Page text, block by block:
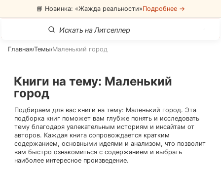
📘 Новинка: «Жажда реальности»Подробнее →
Главная/Темы/Маленький город
Книги на тему: Маленький
город
Подбираем для вас книги на тему: Маленький город. Эта
подборка книг поможет вам глубже понять и исследовать
тему благодаря увлекательным историям и инсайтам от
авторов. Каждая книга сопровождается кратким
содержанием, основными идеями и анализом, что позволит
вам быстро ознакомиться с содержанием и выбрать
наиболее интересное произведение.